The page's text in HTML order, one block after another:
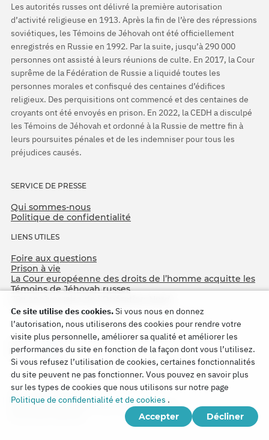
Les autorités russes ont délivré la première autorisation
d’activité religieuse en 1913. Après la fin de l’ère des répressions
soviétiques, les Témoins de Jéhovah ont été officiellement
enregistrés en Russie en 1992. Par la suite, jusqu’à 290 000
personnes ont assisté à leurs réunions de culte. En 2017, la Cour
suprême de la Fédération de Russie a liquidé toutes les
personnes morales et confisqué des centaines d’édifices
religieux. Des perquisitions ont commencé et des centaines de
croyants ont été envoyés en prison. En 2022, la CEDH a disculpé
les Témoins de Jéhovah et ordonné à la Russie de mettre fin à
leurs poursuites pénales et de les indemniser pour tous les
préjudices causés.
SERVICE DE PRESSE
Qui sommes-nous
Politique de confidentialité
LIENS UTILES
Foire aux questions
Prison à vie
La Cour européenne des droits de l’homme acquitte les
Témoins de Jéhovah russes
Copyright © 2026
Watch Tower Bible and Tract Society of Korea.
Ce site utilise des cookies.Si vous nous en donnez
l’autorisation, nous utiliserons des cookies pour rendre votre
visite plus personnelle, améliorer sa qualité et améliorer les
performances du site en fonction de la façon dont vous l’utilisez.
Si vous refusez l’utilisation de cookies, certaines fonctionnalités
du site peuvent ne pas fonctionner. Vous pouvez en savoir plus
sur les types de cookies que nous utilisons sur notre page
Politique de confidentialité et de cookies .
Accepter
Décliner